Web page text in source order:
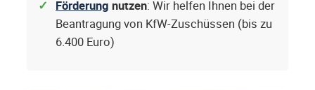
Förderung nutzen: Wir helfen Ihnen bei der
Beantragung von KfW-Zuschüssen (bis zu
6.400 Euro)